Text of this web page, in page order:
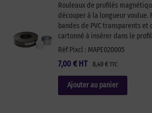
Rouleaux de profilés
découper à la longueur voulue.
bandes de PVC transparents
cartonné à insérer dans le
Réf Pixcl : MAPE020005
7,00 € 8,40 €TTC
HT
Ajouter au panier